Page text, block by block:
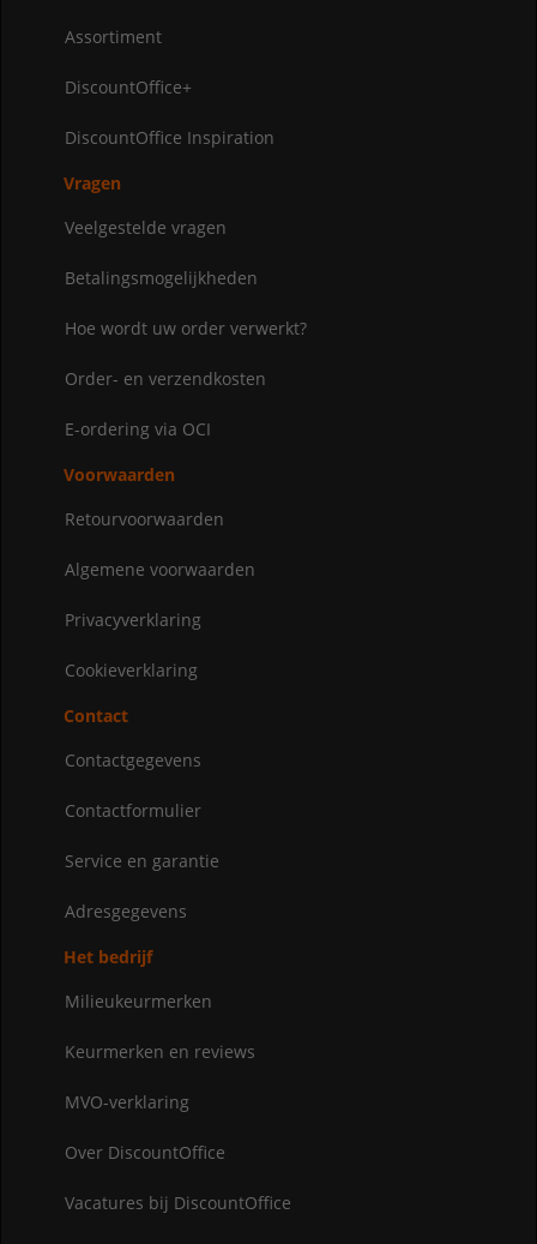
Assortiment
DiscountOffice+
DiscountOffice Inspiration
Vragen
Veelgestelde vragen
Betalingsmogelijkheden
Hoe wordt uw order verwerkt?
Order- en verzendkosten
E-ordering via OCI
Voorwaarden
Retourvoorwaarden
Algemene voorwaarden
Privacyverklaring
Cookieverklaring
Contact
Contactgegevens
Contactformulier
Service en garantie
Adresgegevens
Het bedrijf
Milieukeurmerken
Keurmerken en reviews
MVO-verklaring
Over DiscountOffice
Vacatures bij DiscountOffice